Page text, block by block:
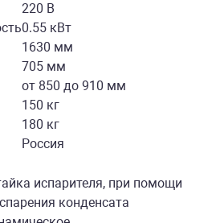
220 В
0.55 кВт
1630 мм
705 мм
от 850 до 910 мм
150 кг
180 кг
Россия
испарителя, при помощи
конденсата